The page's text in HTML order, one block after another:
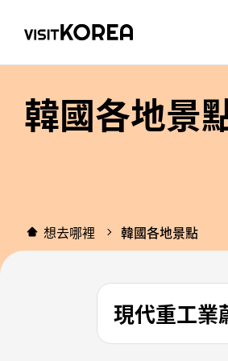
韓國各地景
想去哪裡 韓國各地景點
現代重工業